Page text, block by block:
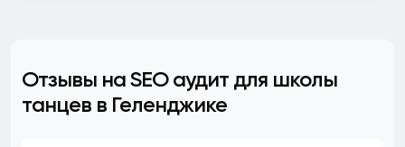
Отзывы на SEO аудит для школы
танцев в Геленджике